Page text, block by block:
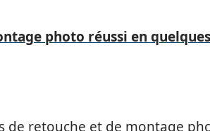
photo réussi en quelques
de retouche et de montage